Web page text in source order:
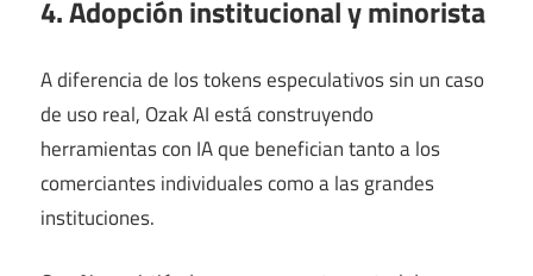
4. Adopción institucional y minorista
A diferencia de los tokens especulativos sin un caso
de uso real, Ozak AI está construyendo
herramientas con IA que benefician tanto a los
comerciantes individuales como a las grandes
instituciones.